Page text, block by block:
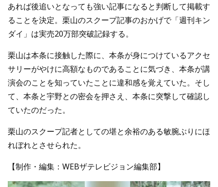
あれば後追いとなっても強い記事になると判断して掲載す
ることを決定。栗山のスクープ記事のおかげで「週刊キン
ダイ」は実売20万部突破記録する。
栗山は本条に接触した際に、本条が身につけているアクセ
サリーがやけに高額なものであることに気づき、本条が講
演会のことを知っていたことに違和感を覚えていた。そし
て、本条と宇野との密会を押さえ、本条に突撃して確認し
ていたのだった。
栗山のスクープ記者としての堪と余裕のある敏腕ぶりにほ
れぼれとさせられた。
【制作・編集：WEBザテレビジョン編集部】